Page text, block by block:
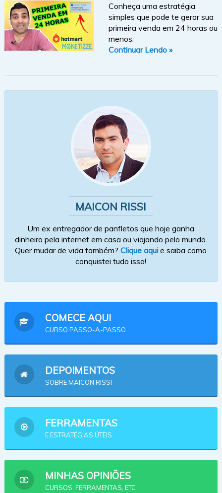
Conheça uma estratégia
simples que pode te gerar sua
primeira venda em 24 horas ou
menos.
Continuar Lendo »
MAICON RISSI
Um ex entregador de panfletos que hoje ganha
dinheiro pela internet em casa ou viajando pelo mundo.
Quer mudar de vida também?Clique aqui e saiba como
conquistei tudo isso!
COMECE AQUI
CURSO PASSO-A-PASSO
DEPOIMENTOS
SOBRE MAICON RISSI
FERRAMENTAS
E ESTRATÉGIAS ÚTEIS
MINHAS OPINIÕES
CURSOS, FERRAMENTAS, ETC